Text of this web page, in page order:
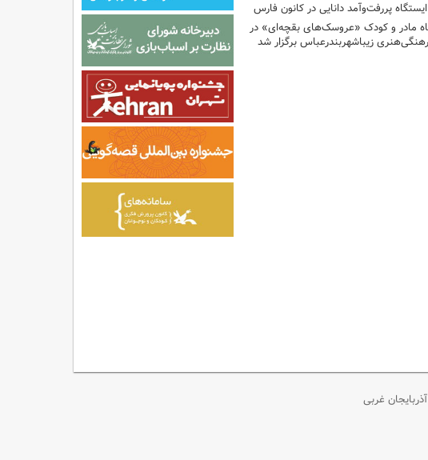
پررفت‌وآمد دانایی در کانون فارس
مادر و کودک «عروسک‌های بقچه‌ای» در
زیباشهربندرعباس برگزار شد
غربی